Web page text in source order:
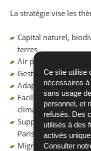
Ce site utilise
nécessaires
sans usage
personnel, et
refusés. Des
utilisés à des
activés
Consulter
La stratégie vise les
Capital naturel,
terres
Air propre et
Gestion efficace des
Adaptation et
Facilitation de
climatique
Support pour le
Paris
Migration climatique